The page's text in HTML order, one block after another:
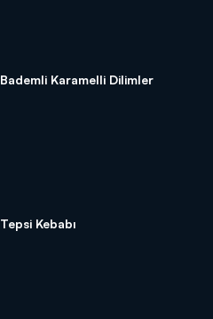
Bademli Karamelli Dilimler
Tepsi Kebabı